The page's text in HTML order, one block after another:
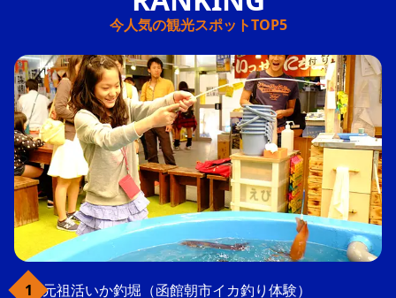
今人気の観光スポットTOP5
元祖活いか釣堀（函館朝市イカ釣り体験）